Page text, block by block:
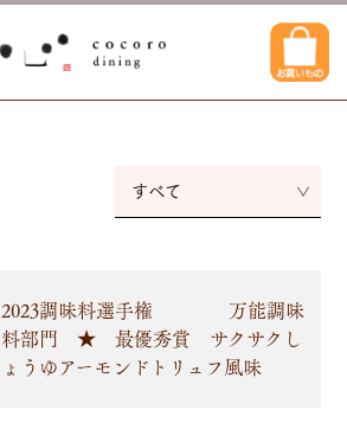
すべて
2023調味料選手権 万能調味
料部門 ★ 最優秀賞 サクサクし
ょうゆアーモンドトリュフ風味